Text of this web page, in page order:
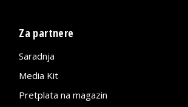
Za partnere
Saradnja
Media Kit
Pretplata na magazin